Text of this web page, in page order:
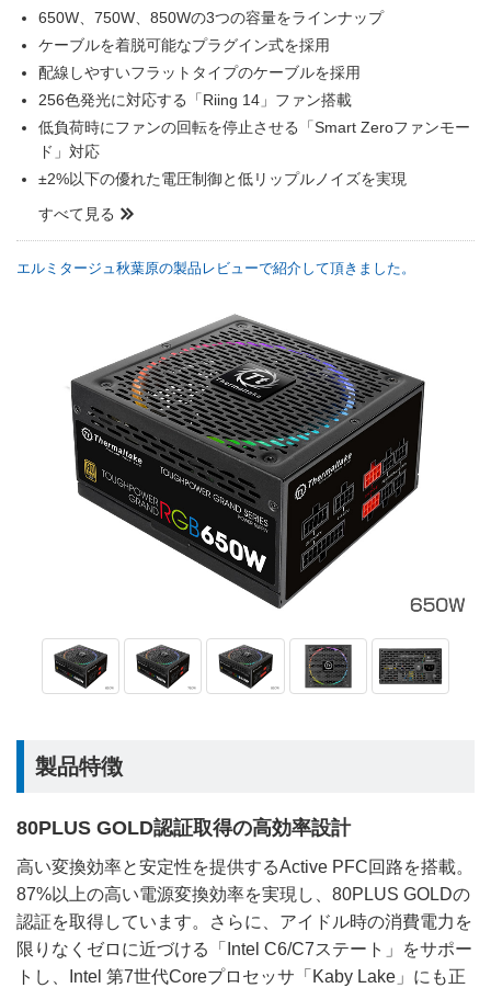
650W、750W、850Wの3つの容量をラインナップ
ケーブルを着脱可能なプラグイン式を採用
配線しやすいフラットタイプのケーブルを採用
256色発光に対応する「Riing 14」ファン搭載
低負荷時にファンの回転を停止させる「Smart Zeroファンモー
ド」対応
±2%以下の優れた電圧制御と低リップルノイズを実現
すべて見る
エルミタージュ秋葉原の製品レビューで紹介して頂きました。
製品特徴
80PLUS GOLD認証取得の高効率設計
高い変換効率と安定性を提供するActive PFC回路を搭載。
87%以上の高い電源変換効率を実現し、80PLUS GOLDの
認証を取得しています。さらに、アイドル時の消費電力を
限りなくゼロに近づける「Intel C6/C7ステート」をサポー
トし、Intel 第7世代Coreプロセッサ「Kaby Lake」にも正